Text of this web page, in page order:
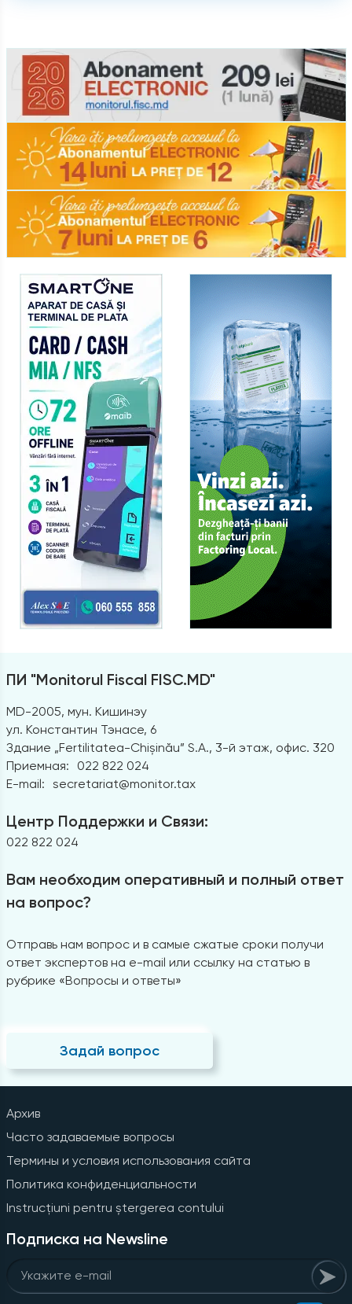
ПИ "Monitorul Fiscal FISC.MD"
MD-2005, мун. Кишинэу
ул. Константин Тэнасе, 6
Здание „Fertilitatea-Chișinău” S.A., 3-й этаж, офис. 320
Приемная:
022 822 024
E-mail: secretariat@monitor.tax
Центр Поддержки и Связи:
022 822 024
Вам необходим оперативный и полный ответ
на вопрос?
Отправь нам вопрос и в самые сжатые сроки получи
ответ экспертов на e-mail или ссылку на статью в
рубрике «Вопросы и ответы»
Задай вопрос
Архив
Часто задаваемые вопросы
Термины и условия использования сайта
Политика конфиденциальности
Instrucțiuni pentru ștergerea contului
Подписка на Newsline